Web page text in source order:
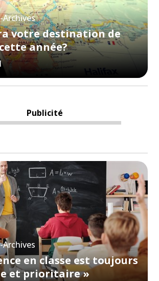
votre destination de
année?
Publicité
en classe est toujours
et prioritaire »